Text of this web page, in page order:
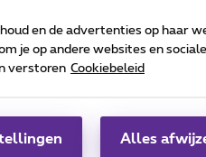
Carrier & Wholesale
Proximus Group
|
en de advertenties op haar
je op andere websites en
verstoren Cookiebeleid
Alles